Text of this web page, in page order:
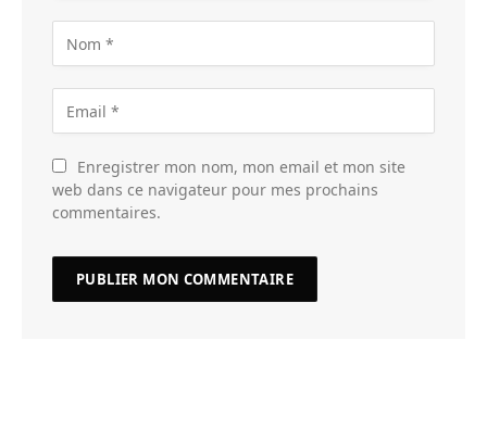
Enregistrer mon nom, mon email et mon site
web dans ce navigateur pour mes prochains
commentaires.